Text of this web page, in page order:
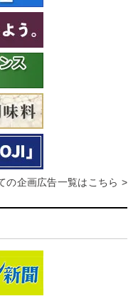
の企画広告一覧はこちら >